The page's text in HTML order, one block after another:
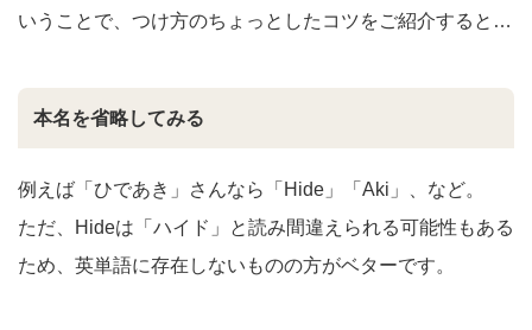
いうことで、つけ方のちょっとしたコツをご紹介すると…
本名を省略してみる
例えば「ひであき」さんなら「Hide」「Aki」、など。
ただ、Hideは「ハイド」と読み間違えられる可能性もある
ため、英単語に存在しないものの方がベターです。